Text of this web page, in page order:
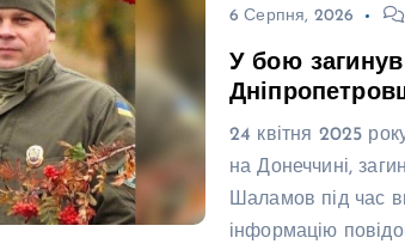
6 Серпня, 2026
У бою
24 квітня 2025
на Донеччині,
Шаламов під час
інформацію